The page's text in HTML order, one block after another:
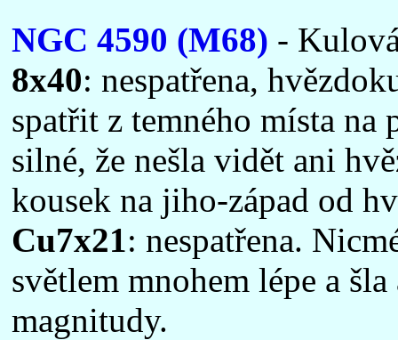
NGC 4590 (M68) -
8x40: nespatřena,
spatřit z temného místa
silné, že nešla vidět ani
kousek na jiho-západ od
Cu7x21: nespatřena.
světlem mnohem lépe a
magnitudy.